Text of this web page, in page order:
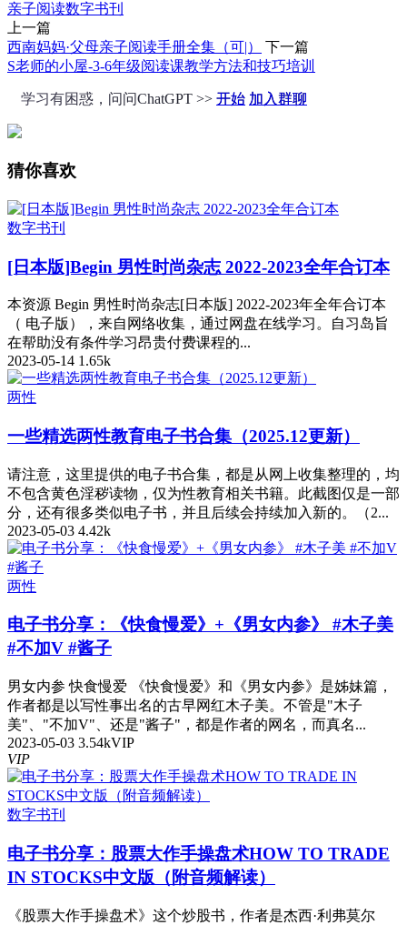
亲子阅读数字书刊
上一篇
西南妈妈·父母亲子阅读手册全集（可|）
下一篇
S老师的小屋-3-6年级阅读课教学方法和技巧培训
学习有困惑，问问ChatGPT >> 开始 加入群聊
猜你喜欢
数字书刊
[日本版]Begin 男性时尚杂志 2022-2023全年合订本
本资源 Begin 男性时尚杂志[日本版] 2022-2023年全年合订本
（ 电子版），来自网络收集，通过网盘在线学习。自习岛旨
在帮助没有条件学习昂贵付费课程的...
2023-05-14 1.65k
两性
一些精选两性教育电子书合集（2025.12更新）
请注意，这里提供的电子书合集，都是从网上收集整理的，均
不包含黄色淫秽读物，仅为性教育相关书籍。此截图仅是一部
分，还有很多类似电子书，并且后续会持续加入新的。（2...
2023-05-03 4.42k
两性
电子书分享：《快食慢爱》+《男女内参》 #木子美
#不加V #酱子
男女内参 快食慢爱 《快食慢爱》和《男女内参》是姊妹篇，
作者都是以写性事出名的古早网红木子美。不管是"木子
美"、"不加V"、还是"酱子"，都是作者的网名，而真名...
2023-05-03 3.54kVIP
VIP
数字书刊
电子书分享：股票大作手操盘术HOW TO TRADE
IN STOCKS中文版（附音频解读）
《股票大作手操盘术》这个炒股书，作者是杰西·利弗莫尔